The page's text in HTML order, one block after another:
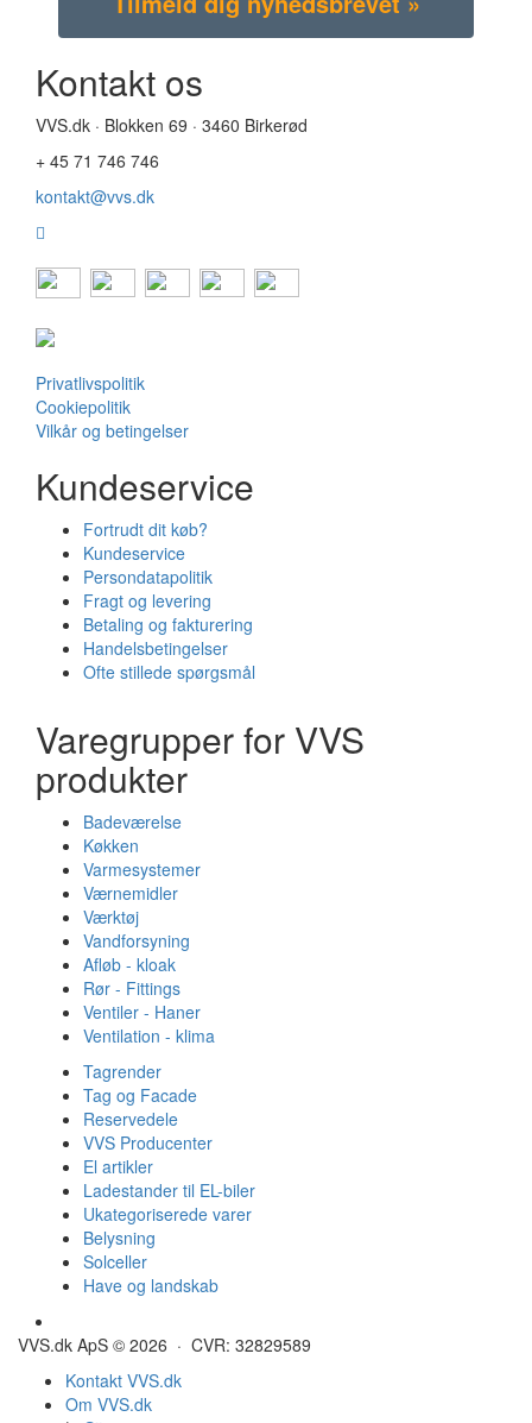
Kontakt os
VVS.dk · Blokken 69 · 3460 Birkerød
+ 45 71 746 746
kontakt@vvs.dk
Privatlivspolitik
Cookiepolitik
Vilkår og betingelser
Kundeservice
Fortrudt dit køb?
Kundeservice
Persondatapolitik
Fragt og levering
Betaling og fakturering
Handelsbetingelser
Ofte stillede spørgsmål
Varegrupper for VVS
produkter
Badeværelse
Køkken
Varmesystemer
Værnemidler
Værktøj
Vandforsyning
Afløb - kloak
Rør - Fittings
Ventiler - Haner
Ventilation - klima
Tagrender
Tag og Facade
Reservedele
VVS Producenter
El artikler
Ladestander til EL-biler
Ukategoriserede varer
Belysning
Solceller
Have og landskab
VVS.dk ApS © 2026 · CVR: 32829589
Kontakt VVS.dk
Om VVS.dk